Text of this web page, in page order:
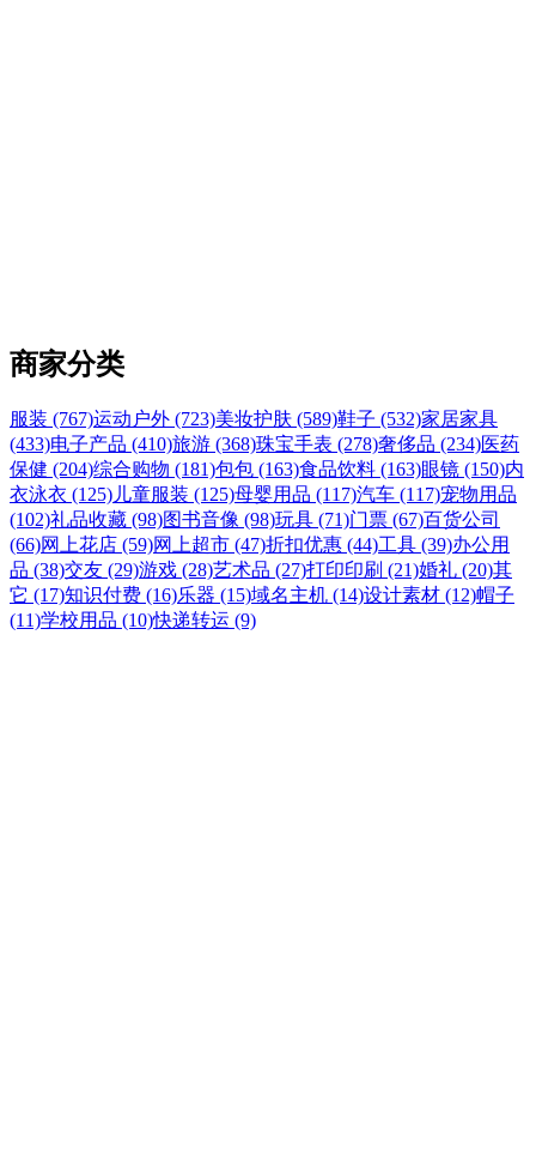
商家分类
服装 (767)运动户外 (723)美妆护肤 (589)鞋子 (532)家居家具
(433)电子产品 (410)旅游 (368)珠宝手表 (278)奢侈品 (234)医药
保健 (204)综合购物 (181)包包 (163)食品饮料 (163)眼镜 (150)内
衣泳衣 (125) 儿童服装 (125)母婴用品 (117)汽车 (117)宠物用品
(102)礼品收藏 (98)图书音像 (98)玩具 (71)门票 (67)百货公司
(66)网上花店 (59)网上超市 (47)折扣优惠 (44)工具 (39)办公用
品 (38)交友 (29)游戏 (28)艺术品 (27)打印印刷 (21)婚礼 (20)其
它 (17)知识付费 (16)乐器 (15)域名主机 (14)设计素材 (12)帽子
(11)学校用品 (10)快递转运 (9)